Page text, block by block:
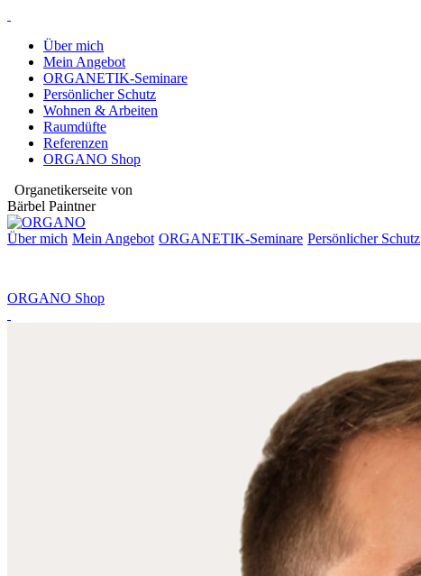
Über mich
Mein Angebot
ORGANETIK-Seminare
Persönlicher Schutz
Wohnen & Arbeiten
Raumdüfte
Referenzen
ORGANO Shop
Organetikerseite von
Bärbel Paintner
Über mich Mein Angebot ORGANETIK-Seminare Persönlicher Schutz
ORGANO Shop